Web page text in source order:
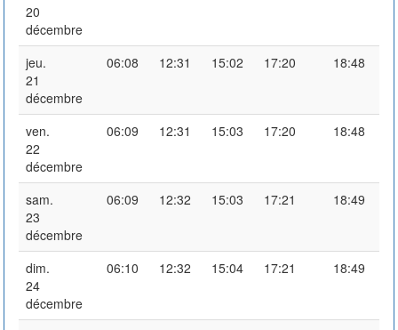
20
décembre
jeu.
21
décembre
06:08 12:31 15:02 17:20 18:48
ven.
22
décembre
06:09 12:31 15:03 17:20 18:48
sam.
23
décembre
06:09 12:32 15:03 17:21 18:49
dim.
24
décembre
06:10 12:32 15:04 17:21 18:49